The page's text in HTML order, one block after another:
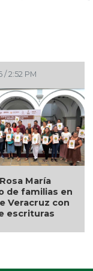
en Poza
apoyos
y
Ago
El
las